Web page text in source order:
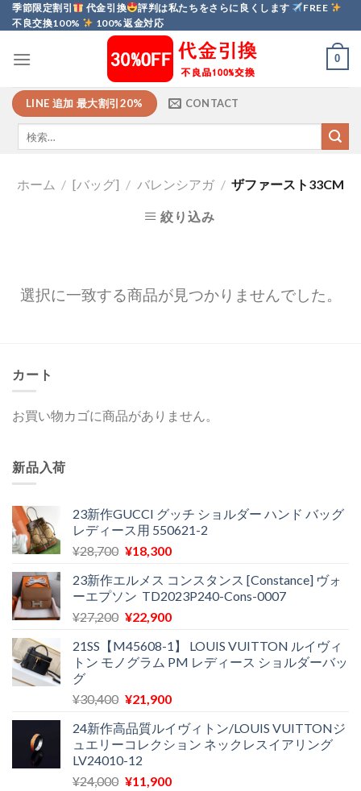
Skip
to
季節限定割引 代金引換 評判は私たちをさらに良くします
FREE
不良交換100%
100%返金対応
0
LINE 追加 最大割引20% CONTACT
ホーム / [バッグ] / バレンシアガ / ザファースト33CM
絞り込み
選択に一致する商品が見つかりませんでした。
カート
お買い物カゴに商品がありません。
新品入荷
23新作GUCCI グッチ ショルダー ハンド バッグ
レディース用 550621-2
¥28,700 元
価
格
は
で
し
¥18,300現
の
価
格
¥18,300
で
23新作エルメス コンスタンス [Constance] ヴォ
ーエプソン TD2023P240-Cons-0007
¥27,200 元
価
格
¥27,200
し
た。
¥22,900現
の
価
は
で
す。
21SS【M45608-1】 LOUIS VUITTON ルイヴィ
トン モノグラム PM レディース ショルダーバッ
グ
¥30,400 元
価
格
は
¥30,400
¥21,900現
の
価
は
24新作高品質ルイヴィトン/LOUIS VUITTONジ
ュエリーコレクション ネックレスイアリング
LV24010-12
¥24,000 元
¥11,900現